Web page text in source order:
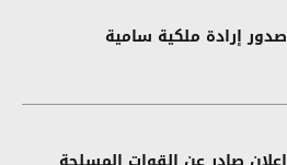
صدور إرادة ملكية سامية